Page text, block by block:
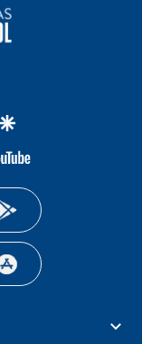
google
youtube-